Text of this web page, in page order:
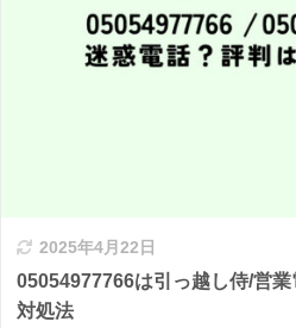
2025年4月22日
05054977766は引っ越し侍/営
対処法